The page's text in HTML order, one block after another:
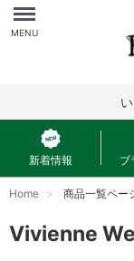
Menu
MENU
新着情報 ブ
Home 商品一覧ペー
Vivienne